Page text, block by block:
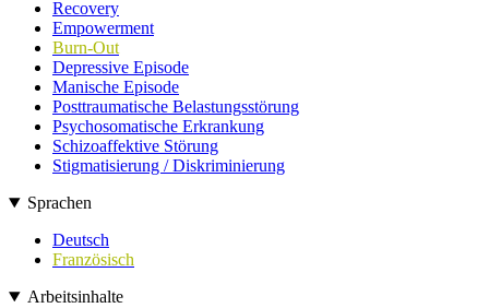
Recovery
Empowerment
Burn-Out
Depressive Episode
Manische Episode
Posttraumatische Belastungsstörung
Psychosomatische Erkrankung
Schizoaffektive Störung
Stigmatisierung / Diskriminierung
Sprachen
Deutsch
Französisch
Arbeitsinhalte